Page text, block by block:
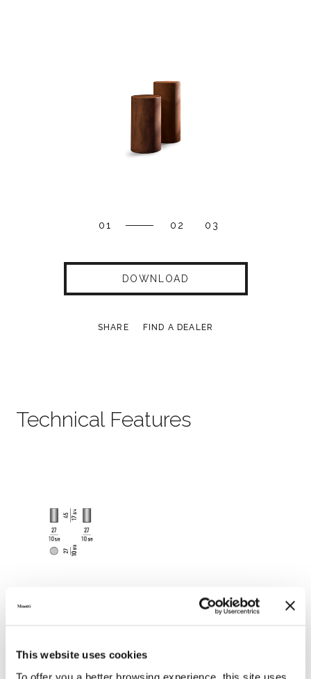
This website uses cookies
To offer you a better browsing experience, this site uses
01 02 03
DOWNLOAD
SHARE FIND A DEALER
Technical Features